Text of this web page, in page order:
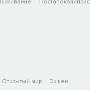
Постапокалипсис
Открытый мир Экшен